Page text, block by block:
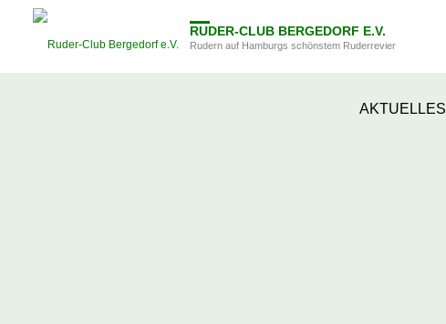
RUDER-CLUB BERGEDORF E.V.
Rudern auf Hamburgs schönstem Ruderrevier
AKTUELLES